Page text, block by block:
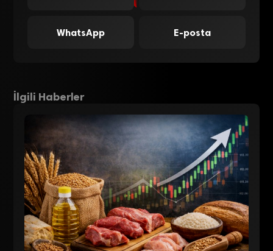
WhatsApp E-posta
İlgili Haberler